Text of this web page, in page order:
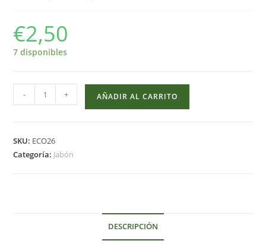
€2,50
7 disponibles
de
rosa
- + AÑADIR AL CARRITO
SKU: ECO26
Categoría: Jabón
DESCRIPCIÓN